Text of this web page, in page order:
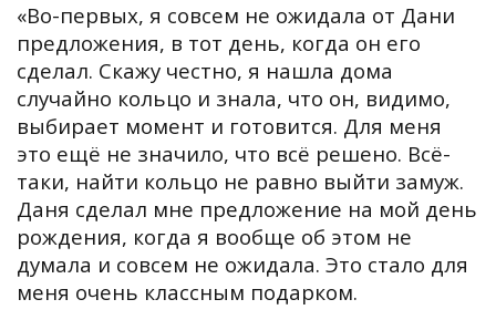
«Во-первых, я совсем не ожидала от Дани
предложения, в тот день, когда он его
сделал. Скажу честно, я нашла дома
случайно кольцо и знала, что он, видимо,
выбирает момент и готовится. Для меня
это ещё не значило, что всё решено. Всё-
таки, найти кольцо не равно выйти замуж.
Даня сделал мне предложение на мой день
рождения, когда я вообще об этом не
думала и совсем не ожидала. Это стало для
меня очень классным подарком.